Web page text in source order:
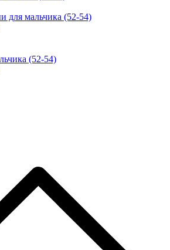
для мальчика (52-54)
(52-54)